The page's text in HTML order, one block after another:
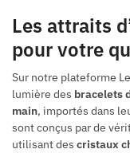
Les attraits
pour votre
Sur notre plateforme
lumière des bracelets
main, importés dans
sont conçus par de
utilisant des cristaux